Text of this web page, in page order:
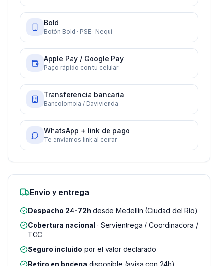
Bold
Botón Bold · PSE · Nequi
Apple Pay / Google Pay
Pago rápido con tu celular
Transferencia bancaria
Bancolombia / Davivienda
WhatsApp + link de pago
Te enviamos link al cerrar
Envío y entrega
Despacho 24-72h desde Medellín (Ciudad del Río)
Cobertura nacional · Servientrega / Coordinadora /
TCC
Seguro incluido por el valor declarado
Retiro en bodega disponible (avisa con 24h)